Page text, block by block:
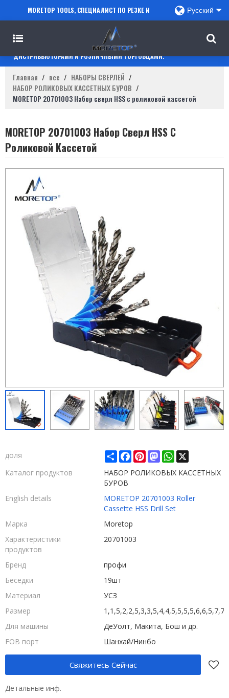
MORETOP TOOLS, СПЕЦИАЛИСТ ПО РЕЗКЕ И
СВЕРЛЕНИЮ, СОТРУДНИЧАЕТ С ПРОДАВЦАМИ
AMAZON, РЕГИОНАЛЬНЫМИ ОПТОВИКАМИ,
ДИСТРИБЬЮТОРАМИ И РОЗНИЧНЫМИ ТОРГОВЦАМИ.
Русский
Главная / все / НАБОРЫ СВЕРЛЕЙ /
НАБОР РОЛИКОВЫХ КАССЕТНЫХ БУРОВ /
MORETOP 20701003 Набор сверл HSS с роликовой кассетой
MORETOP 20701003 Набор Сверл HSS С
Роликовой Кассетой
доля ShareFacebook
PinterestMastodonWhatsApp
X
Каталог продуктов
НАБОР РОЛИКОВЫХ КАССЕТНЫХ
БУРОВ
English details
MORETOP 20701003 Roller
Cassette HSS Drill Set
Марка
Moretop
Характеристики
продуктов
20701003
Бренд
профи
Беседки
19шт
Материал
УСЗ
Размер
Для машины
ДеУолт, Макита, Бош и др.
FOB порт
Шанхай/Нинбо
Свяжитесь Сейчас
Детальные инф.